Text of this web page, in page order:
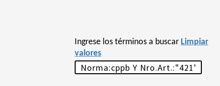
Ingrese los términos a buscar Limpiar
valores